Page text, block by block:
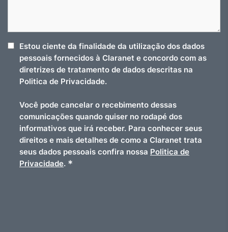
Estou ciente da finalidade da utilização dos dados
pessoais fornecidos à Claranet e concordo com as
diretrizes de tratamento de dados descritas na
Politica de Privacidade.
Você pode cancelar o recebimento dessas
comunicações quando quiser no rodapé dos
informativos que irá receber. Para conhecer seus
direitos e mais detalhes de como a Claranet trata
seus dados pessoais confira nossa Politica de
Privacidade. *